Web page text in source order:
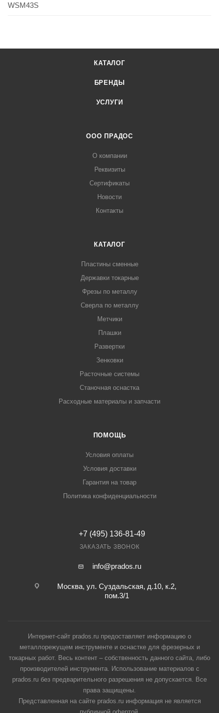
WSM43S
КАТАЛОГ
БРЕНДЫ
УСЛУГИ
ООО ПРАДОС
О компании
Реквизиты
Сертификаты
Новости
Контакты
КАТАЛОГ
Пластины сменные
Державки токарные
Фрезы по металлу
Сверла по металлу
Метчики
Плашки
Развертки
Зенковки
Расточные системы
Станочная оснастка
Расходные материалы и запчасти
ПОМОЩЬ
Условия оплаты
Условия доставки
Гарантия на товар
Политика конфиденциальности
+7 (495) 136-81-49
ЗАКАЗАТЬ ЗВОНОК
info@prados.ru
Москва, ул. Суздальская, д.10, к.2,
пом.3/1
Интернет-сайт prados.ru предоставляет информацию о
металлорежущем инструменте и оснастке для фрезерных и
токарных работ. Весь контент – собственность данного сайта, либо
производителей инструмента. Использование материалов с
prados.ru без предварительного разрешения не допускается. Все
права защищены.
Представленная на сайте prados.ru информация не является